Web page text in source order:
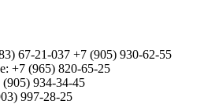
67-21-037 +7 (905) 930-62-55
+7 (965) 820-65-25
(905) 934-34-45
997-28-25